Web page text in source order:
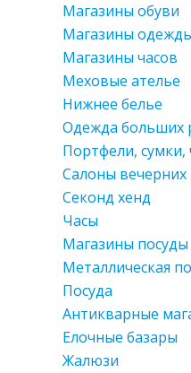
Магазины обуви
Магазины
Магазины часов
Меховые ателье
Нижнее белье
Одежда больших
Портфели,
Салоны вечерних
Секонд хенд
Часы
Магазины посуды
Металлическая
Посуда
Антикварные
Елочные базары
Жалюзи